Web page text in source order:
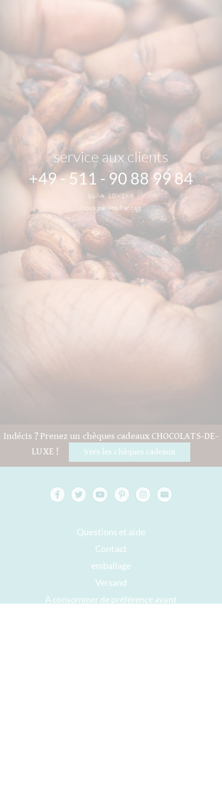
service aux clients
+49 - 511 - 90 88 99 84
Lu.-Ve. 10 - 18 h
Nous parlons français
Indécis ? Prenez un chèques cadeaux CHOCOLATS-DE-
LUXE !
Vers les chèques cadeaux
Questions et aide
Contact
emballage
Versand
À consommer de préférence avant